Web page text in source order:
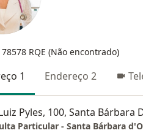
RQE (Não encontrado)
1 Endereço 2
Particular - Santa Bárbara